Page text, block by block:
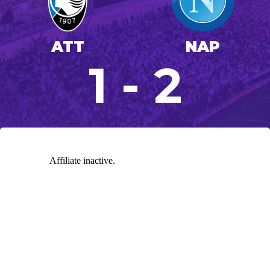
ATT NAP
1 - 2